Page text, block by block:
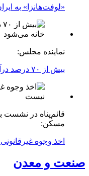
«لوفت‌هانزا» به
نماینده مجلس:
بیش از ۷۰ درصد درآمد خانوار صرف اجاره خانه می‌شود
قائم‌پناه در
مسکن:
اخذ وجوه
صنعت و معدن